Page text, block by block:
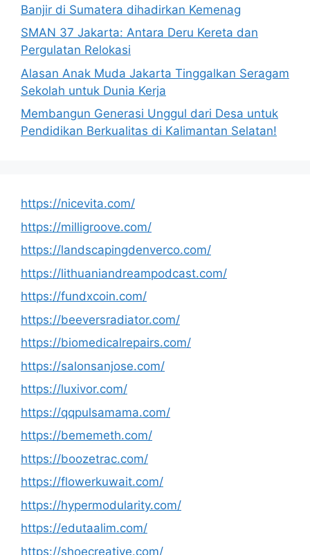
Banjir di Sumatera dihadirkan Kemenag
SMAN 37 Jakarta: Antara Deru Kereta dan
Pergulatan Relokasi
Alasan Anak Muda Jakarta Tinggalkan Seragam
Sekolah untuk Dunia Kerja
Membangun Generasi Unggul dari Desa untuk
Pendidikan Berkualitas di Kalimantan Selatan!
https://nicevita.com/
https://milligroove.com/
https://landscapingdenverco.com/
https://lithuaniandreampodcast.com/
https://fundxcoin.com/
https://beeversradiator.com/
https://biomedicalrepairs.com/
https://salonsanjose.com/
https://luxivor.com/
https://qqpulsamama.com/
https://bememeth.com/
https://boozetrac.com/
https://flowerkuwait.com/
https://hypermodularity.com/
https://edutaalim.com/
https://shoecreative.com/